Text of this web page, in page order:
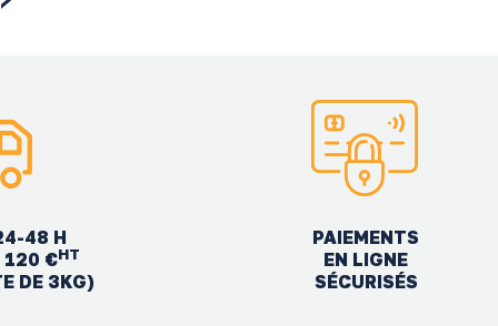
48 H
120 €HT
DE 3KG)
PAIEMENTS
EN LIGNE
SÉCURISÉS